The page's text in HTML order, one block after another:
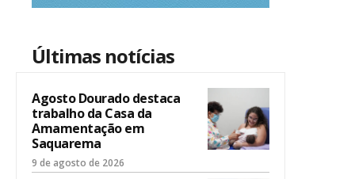
Últimas notícias
Agosto Dourado destaca
trabalho da Casa da
Amamentação em
Saquarema
9 de agosto de 2026